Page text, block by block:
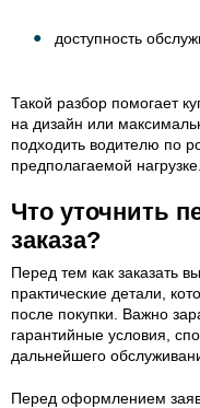
доступность
Такой разбор помогает
на дизайн или
подходить водителю по
предполагаемой нагрузке.
Что уточнить
заказа?
Перед тем как заказать
практические детали,
после покупки. Важно
гарантийные условия,
дальнейшего
Перед оформлением